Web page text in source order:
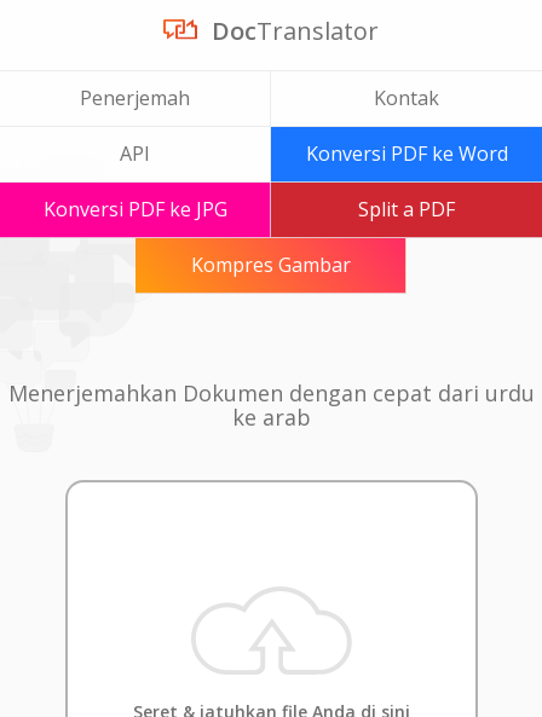
DocTranslator
Penerjemah Kontak
API Konversi PDF ke Word
Konversi PDF ke JPG Split a PDF
Kompres Gambar
Menerjemahkan Dokumen dengan cepat dari urdu
ke arab
Seret & jatuhkan file Anda di sini